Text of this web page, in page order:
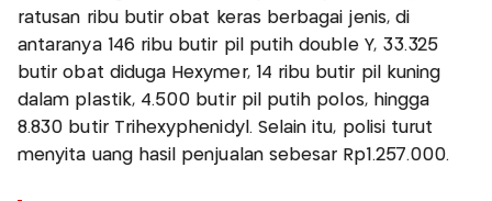
ratusan ribu butir obat keras berbagai jenis, di
antaranya 146 ribu butir pil putih double Y, 33.325
butir obat diduga Hexymer, 14 ribu butir pil kuning
dalam plastik, 4.500 butir pil putih polos, hingga
8.830 butir Trihexyphenidyl. Selain itu, polisi turut
menyita uang hasil penjualan sebesar Rp1.257.000.